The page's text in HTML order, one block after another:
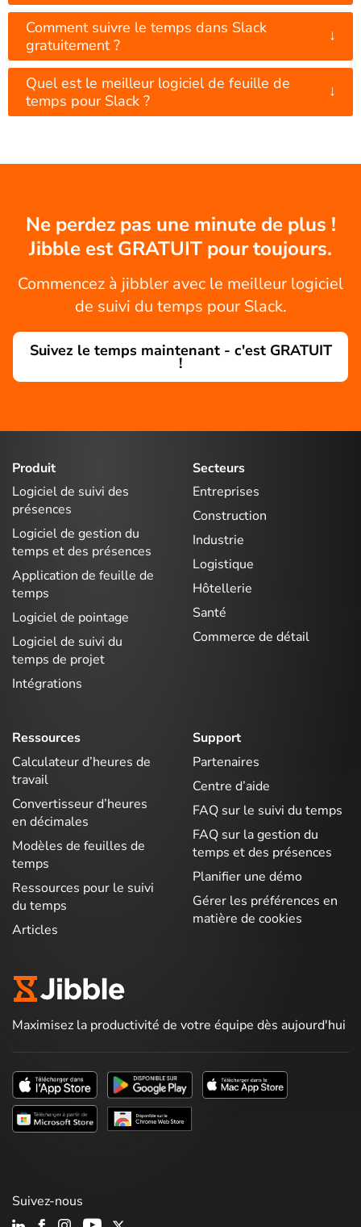
Comment suivre le temps dans Slack
gratuitement ?
↓
Quel est le meilleur logiciel de feuille de
temps pour Slack ?
↓
Ne perdez pas une minute de plus !
Jibble est GRATUIT pour toujours.
Commencez à jibbler avec le meilleur logiciel
de suivi du temps pour Slack.
Suivez le temps maintenant - c'est GRATUIT
!
Produit
Logiciel de suivi des
présences
Logiciel de gestion du
temps et des présences
Application de feuille de
temps
Logiciel de pointage
Logiciel de suivi du
temps de projet
Intégrations
Secteurs
Entreprises
Construction
Industrie
Logistique
Hôtellerie
Santé
Commerce de détail
Ressources
Calculateur d’heures de
travail
Convertisseur d’heures
en décimales
Modèles de feuilles de
temps
Ressources pour le suivi
du temps
Articles
Support
Partenaires
Centre d’aide
FAQ sur le suivi du temps
FAQ sur la gestion du
temps et des présences
Planifier une démo
Gérer les préférences en
matière de cookies
Maximisez la productivité de votre équipe dès aujourd'hui
Suivez-nous